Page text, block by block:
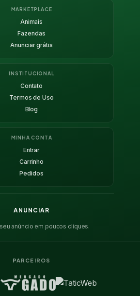
MARKETPLACE
Animais
Fazendas
Anunciar grátis
INSTITUCIONAL
Contato
Termos de Uso
Blog
MINHA CONTA
Entrar
Carrinho
Pedidos
ANUNCIAR
anúncio em poucos cliques.
PARCEIROS